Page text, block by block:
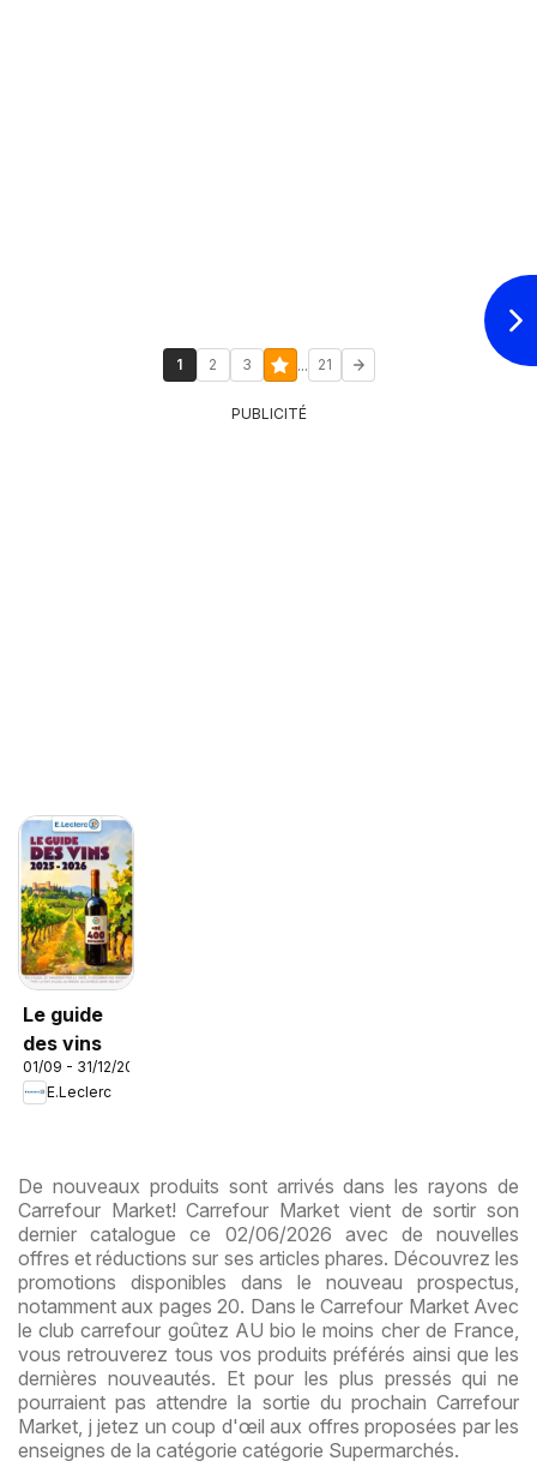
1 2 3 ... 21
PUBLICITÉ
Le guide
des vins
01/09 - 31/12/2026
E.Leclerc
De nouveaux produits sont arrivés dans les rayons de
Carrefour Market! Carrefour Market vient de sortir son
dernier catalogue ce 02/06/2026 avec de nouvelles
offres et réductions sur ses articles phares. Découvrez les
promotions disponibles dans le nouveau prospectus,
notamment aux pages 20. Dans le Carrefour Market Avec
le club carrefour goûtez AU bio le moins cher de France,
vous retrouverez tous vos produits préférés ainsi que les
dernières nouveautés. Et pour les plus pressés qui ne
pourraient pas attendre la sortie du prochain Carrefour
Market, j jetez un coup d'œil aux offres proposées par les
enseignes de la catégorie catégorie Supermarchés.